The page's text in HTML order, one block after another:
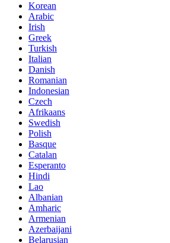
Korean
Arabic
Irish
Greek
Turkish
Italian
Danish
Romanian
Indonesian
Czech
Afrikaans
Swedish
Polish
Basque
Catalan
Esperanto
Hindi
Lao
Albanian
Amharic
Armenian
Azerbaijani
Belarusian